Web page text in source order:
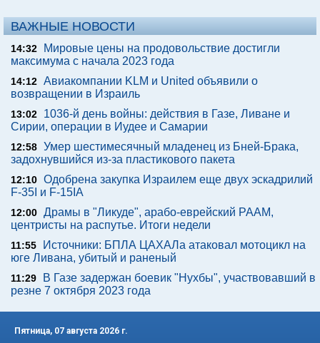
ВАЖНЫЕ НОВОСТИ
14:32
Мировые цены на продовольствие достигли
максимума с начала 2023 года
14:12 Авиакомпании KLM и United объявили о
возвращении в Израиль
13:02
1036-й день войны: действия в Газе, Ливане и
Сирии, операции в Иудее и Самарии
12:58 Умер шестимесячный младенец из Бней-Брака,
задохнувшийся из-за пластикового пакета
12:10 Одобрена закупка Израилем еще двух эскадрилий
F-35I и F-15IA
12:00 Драмы в "Ликуде", арабо-еврейский РААМ,
центристы на распутье. Итоги недели
11:55
Источники: БПЛА ЦАХАЛа атаковал мотоцикл на
юге Ливана, убитый и раненый
11:29
В Газе задержан боевик "Нухбы", участвовавший в
резне 7 октября 2023 года
Пятница, 07 августа 2026 г.